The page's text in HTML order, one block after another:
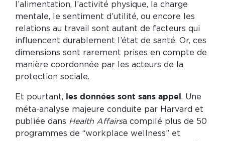
l’alimentation, l’activité physique, la charge
mentale, le sentiment d’utilité, ou encore les
relations au travail sont autant de facteurs qui
influencent durablement l’état de santé. Or, ces
dimensions sont rarement prises en compte de
manière coordonnée par les acteurs de la
protection sociale.
Et pourtant, les données sont sans appel . Une
méta-analyse majeure conduite par Harvard et
publiée dans Health Affairsa compilé plus de 50
programmes de “workplace wellness” et